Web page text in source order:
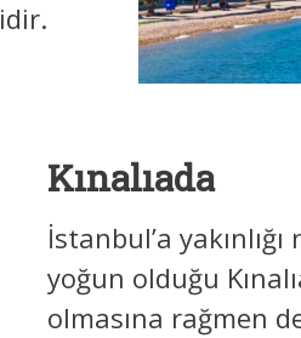
Kınalıada
İstanbul’a
yoğun olduğu
olmasına rağmen